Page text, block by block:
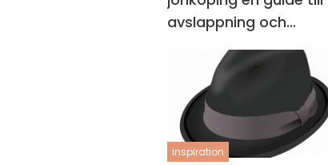
avslappning och
behandling
inspiration